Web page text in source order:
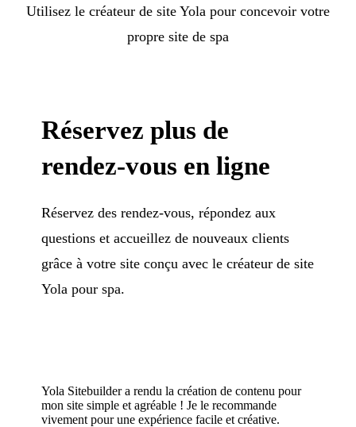
Utilisez le créateur de site Yola pour concevoir votre
propre site de spa
Réservez plus de
rendez-vous en ligne
Réservez des rendez-vous, répondez aux
questions et accueillez de nouveaux clients
grâce à votre site conçu avec le créateur de site
Yola pour spa.
Yola Sitebuilder a rendu la création de contenu pour
mon site simple et agréable ! Je le recommande
vivement pour une expérience facile et créative.